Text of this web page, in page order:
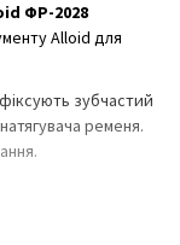
ФР-2028
Alloid для
зубчастий
ременя.